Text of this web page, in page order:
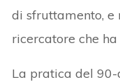
di sfruttamento, e
ricercatore che
La pratica del